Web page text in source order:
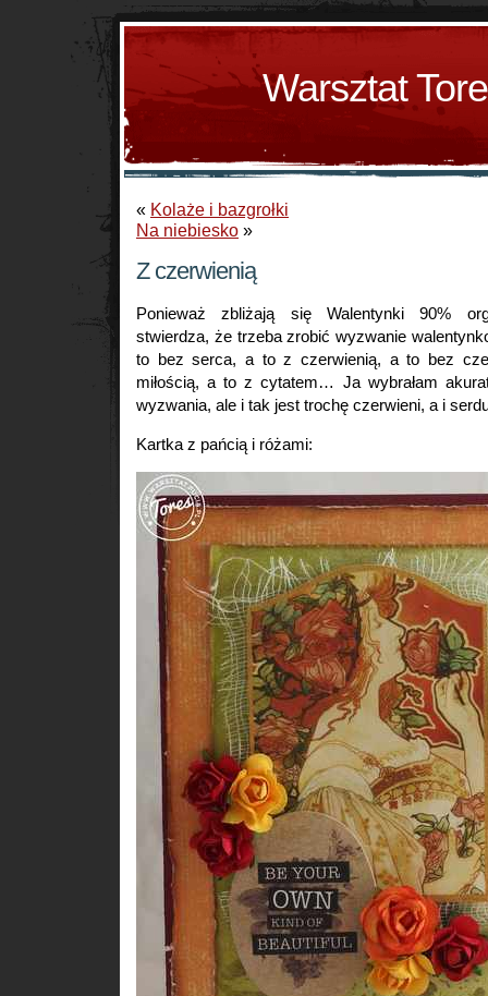
Warsztat
« Kolaże i bazgrołki
Na niebiesko »
Z czerwienią
Ponieważ zbliżają się Walentynki 90%
stwierdza, że trzeba zrobić wyzwanie
to bez serca, a to z czerwienią, a to bez
miłością, a to z cytatem… Ja wybrałam
wyzwania, ale i tak jest trochę czerwieni, a i
Kartka z pańcią i różami: